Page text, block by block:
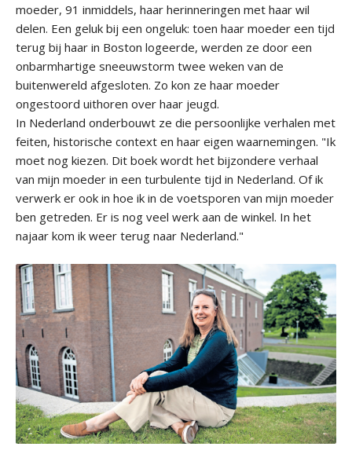
moeder, 91 inmiddels, haar herinneringen met haar wil
delen. Een geluk bij een ongeluk: toen haar moeder een tijd
terug bij haar in Boston logeerde, werden ze door een
onbarmhartige sneeuwstorm twee weken van de
buitenwereld afgesloten. Zo kon ze haar moeder
ongestoord uithoren over haar jeugd.
In Nederland onderbouwt ze die persoonlijke verhalen met
feiten, historische context en haar eigen waarnemingen. "Ik
moet nog kiezen. Dit boek wordt het bijzondere verhaal
van mijn moeder in een turbulente tijd in Nederland. Of ik
verwerk er ook in hoe ik in de voetsporen van mijn moeder
ben getreden. Er is nog veel werk aan de winkel. In het
najaar kom ik weer terug naar Nederland."